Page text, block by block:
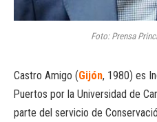
Foto: Prensa
Castro Amigo (Gijón, 1980) es
Puertos por la Universidad de
parte del servicio de